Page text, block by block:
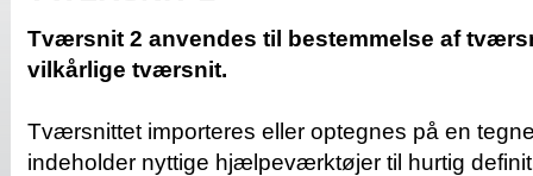
Tværsnit 2 anvendes til bestemmelse af
vilkårlige tværsnit.
Tværsnittet importeres eller optegnes på en
indeholder nyttige hjælpeværktøjer til hurtig